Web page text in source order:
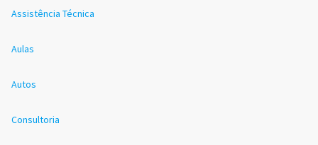
Assistência Técnica
Aulas
Autos
Consultoria